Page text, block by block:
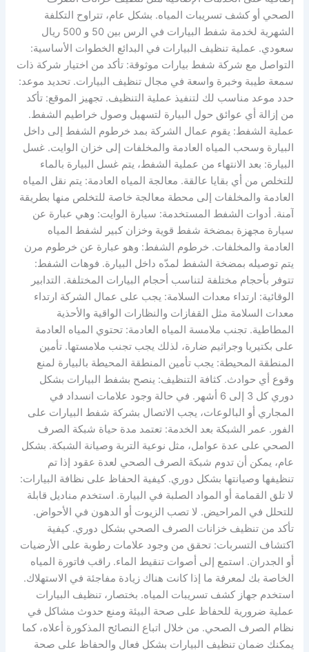
الصحي أو كشف تسريبات المياه. بشكل عام، تتراوح التكلفة
الشهرية لخدمة شفط البيارات في الرس بين 50 و 500 ريال
سعودي. عملية تنظيف البيارات في البدائع الخطوات الأساسية:
التواصل مع شركة شفط بيارات موثوقة: تأكد من اختيار شركة ذات
سمعة طيبة وخبرة واسعة في مجال تنظيف البيارات. تحديد موعد:
حدد موعد مناسب لك لتنفيذ عملية التنظيف. تجهيز الموقع: تأكد
من إزالة أي عوائق حول البيارة لتسهيل وصول خراطيم الشفط.
عملية الشفط: يقوم عمال الشركة بمد خرطوم الشفط إلى داخل
البيارة وسحب المياه العادمة والمخلفات إلى خزان الوايت. غسل
البيارة: بعد الانتهاء من عملية الشفط، يتم غسل البيارة بالماء
للتخلص من أي بقايا عالقة. معالجة المياه العادمة: يتم نقل المياه
العادمة والمخلفات إلى محطة معالجة خاصة للتخلص منها بطريقة
آمنة. أدوات الشفط المستخدمة: سيارة الوايت: وهي عبارة عن
سيارة مجهزة بمضخة شفط قوية وخزان كبير لشفط المياه
العادمة والمخلفات. خرطوم الشفط: وهو عبارة عن خرطوم مرن
يتم توصيله بمضخة الشفط لمدّه داخل البيارة. فوهات الشفط:
تتوفر بأحجام مختلفة لتناسب أحجام البيارات المختلفة. التدابير
الوقائية: ارتداء معدات السلامة: يجب على عمال الشركة ارتداء
معدات السلامة مثل القفازات والنظارات الواقية والأحذية
المطاطية. تجنب ملامسة المياه العادمة: تحتوي المياه العادمة
على بكتيريا وجراثيم ضارة، لذلك يجب تجنب ملامستها. تأمين
المنطقة المحيطة: يجب تأمين المنطقة المحيطة بالبيارة لمنع
وقوع أي حوادث. كثافة التنظيف: ينصح بشفط البيارات بشكل
دوري كل 3 إلى 6 أشهر. في حالة وجود علامات انسداد في
المجاري أو البالوعات، يجب الاتصال بشركة شفط البيارات على
الفور. عمر الشبكة بعد الخدمة: تعتمد مدة حياة شبكة الصرف
الصحي على عدة عوامل، مثل نوعية التربة وصيانة الشبكة. بشكل
عام، يمكن أن تدوم شبكة الصرف الصحي لعدة عقود إذا تم
تنظيفها وصيانتها بشكل دوري. كيفية الحفاظ على نظافة البيارات:
لا تلق القمامة أو المواد الصلبة في البيارة. استخدم مناديل قابلة
للتحلل في المراحيض. لا تصب الزيوت أو الدهون في الأحواض.
تأكد من تنظيف خزانات الصرف الصحي بشكل دوري. كيفية
اكتشاف التسربات: تحقق من وجود علامات رطوبة على الأرضيات
أو الجدران. استمع إلى أصوات تنقيط الماء. راقب فاتورة المياه
الخاصة بك لمعرفة ما إذا كانت هناك زيادة مفاجئة في الاستهلاك.
استخدم جهاز كشف تسريبات المياه. بختصار، تنظيف البيارات
عملية ضرورية للحفاظ على صحة البيئة ومنع حدوث مشاكل في
نظام الصرف الصحي. من خلال اتباع النصائح المذكورة أعلاه، كما
يمكنك ضمان تنظيف البيارات بشكل فعال والحفاظ على صحة